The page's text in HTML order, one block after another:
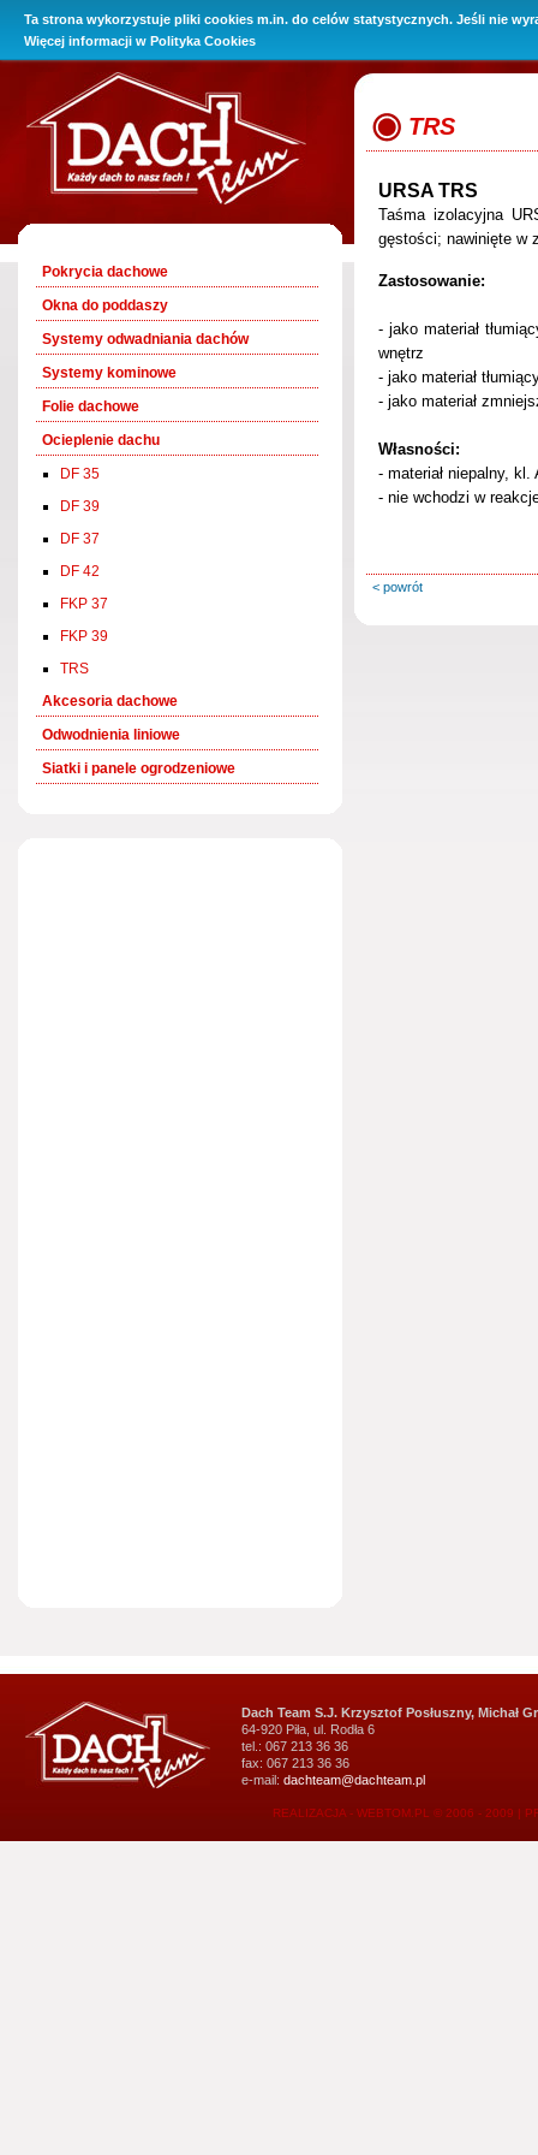
Ta strona wykorzystuje pliki cookies m.in. do celów statystycznych. Jeśli nie
Więcej informacji w Polityka Cookies
O Firmie Promocje Oferta Baza wiedzy Kontakt i
Pokrycia dachowe
Okna do poddaszy
Systemy odwadniania dachów
Systemy kominowe
Folie dachowe
Ocieplenie dachu
DF 35
DF 39
DF 37
DF 42
FKP 37
FKP 39
TRS
Akcesoria dachowe
Odwodnienia liniowe
Siatki i panele ogrodzeniowe
TRS
URSA TRS
Taśma izolacyjna
gęstości; nawinięte w
Zastosowanie:
- jako materiał
wnętrz
- jako materiał
- jako materiał
Własności:
- materiał niepalny, kl.
- nie wchodzi w
< powrót
Dach Team S.J. Krzysztof Posłuszny, Michał
64-920 Piła, ul. Rodła 6
tel.: 067 213 36 36
fax: 067 213 36 36
e-mail: dachteam@dachteam.pl
REALIZACJA - WEBTOM.PL © 2006 - 2009 |